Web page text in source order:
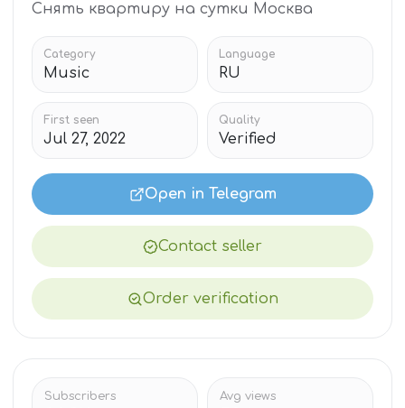
Снять квартиру на сутки Москва
Category
Music
Language
RU
First seen
Jul 27, 2022
Quality
Verified
Open in Telegram
Contact seller
Order verification
Subscribers Avg views